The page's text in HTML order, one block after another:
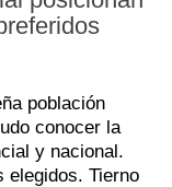
población
conocer la
y nacional.
elegidos. Tierno